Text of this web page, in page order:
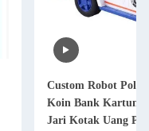
Custom Robot
Koin Bank Kartun
Jari Kotak Uang